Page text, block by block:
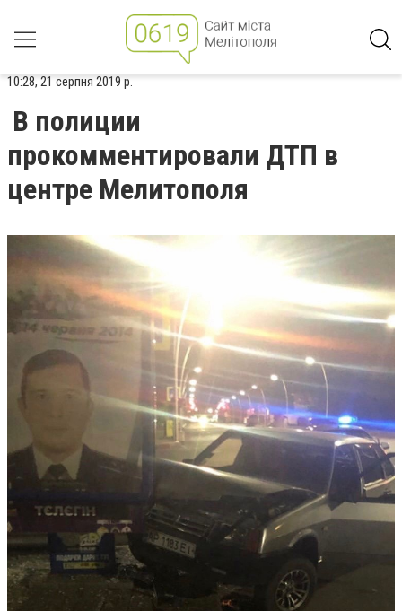
10:28, 21 серпня 2019 р.
В полиции
прокомментировали ДТП в
центре Мелитополя